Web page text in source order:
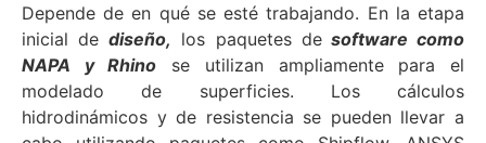
Depende de en qué se esté trabajando. En la etapa
inicial dediseño, los paquetes desoftware como
NAPA y Rhino
se utilizan ampliamente para el
modelado de superficies. Los cálculos
hidrodinámicos y de resistencia se pueden llevar a